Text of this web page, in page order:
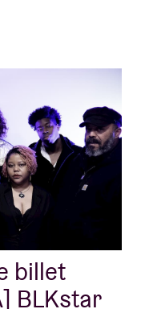
billet
BLKstar